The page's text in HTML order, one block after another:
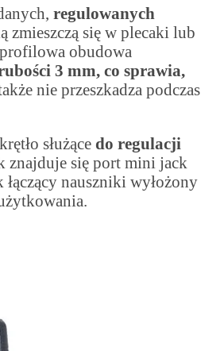
regulowanych
zmieszczą się w plecaki lub
obudowa
3 mm, co sprawia,
nie przeszkadza podczas
służące do regulacji
znajduje się port mini jack
łączący nauszniki wyłożony